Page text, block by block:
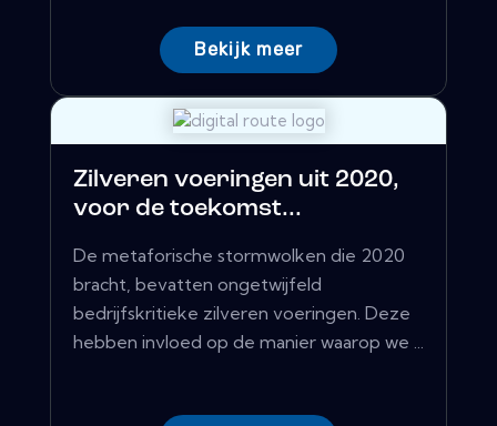
Bekijk meer
Zilveren voeringen uit 2020,
voor de toekomst...
De metaforische stormwolken die 2020
bracht, bevatten ongetwijfeld
bedrijfskritieke zilveren voeringen. Deze
hebben invloed op de manier waarop we ...